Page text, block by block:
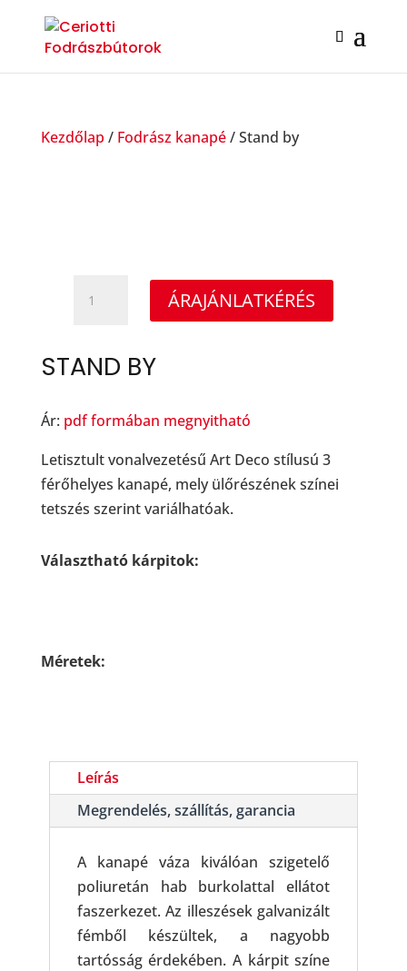
Kezdőlap / Fodrász kanapé/ Stand by
ÁRAJÁNLATKÉRÉS
STAND BY
Ár: pdf formában megnyitható
Letisztult vonalvezetésű Art Deco stílusú 3
férőhelyes kanapé, mely ülőrészének színei
tetszés szerint variálhatóak.
Választható kárpitok:
Méretek:
Leírás
Megrendelés, szállítás, garancia
A kanapé váza kiválóan szigetelő
poliuretán hab burkolattal ellátot
faszerkezet. Az illeszések galvanizált
fémből készültek, a nagyobb
tartósság érdekében. A kárpit színe